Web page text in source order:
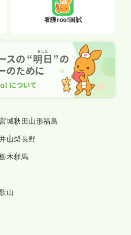
看護roo!国試
城秋田山形福島
山梨長野
木群馬
山